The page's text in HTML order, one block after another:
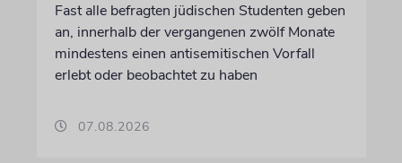
Fast alle befragten jüdischen Studenten geben
an, innerhalb der vergangenen zwölf Monate
mindestens einen antisemitischen Vorfall
erlebt oder beobachtet zu haben
07.08.2026